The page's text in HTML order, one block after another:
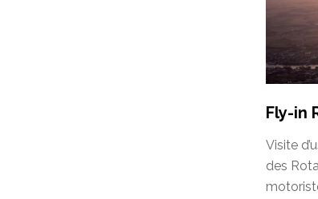
Fly-in
Visite
des